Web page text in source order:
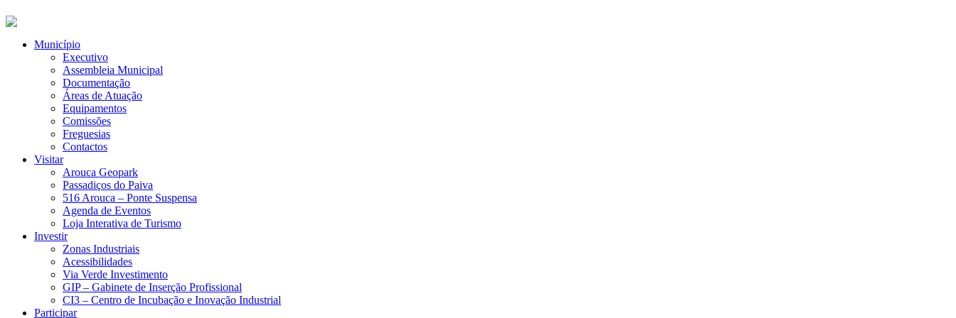
Município
Executivo
Assembleia Municipal
Documentação
Áreas de Atuação
Equipamentos
Comissões
Freguesias
Contactos
Visitar
Arouca Geopark
Passadiços do Paiva
516 Arouca – Ponte Suspensa
Agenda de Eventos
Loja Interativa de Turismo
Investir
Zonas Industriais
Acessibilidades
Via Verde Investimento
GIP – Gabinete de Inserção Profissional
CI3 – Centro de Incubação e Inovação Industrial
Participar